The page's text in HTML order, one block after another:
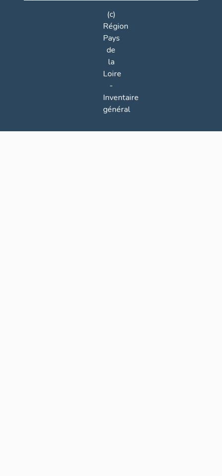
(c)
Région
Pays
de
la
Loire
-
Inventaire
général